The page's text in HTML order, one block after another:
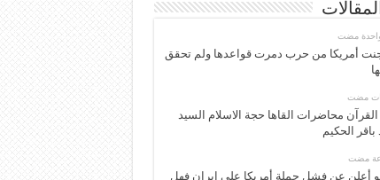
واحدة مضت
جنت أمريكا من حرب دمرت قواعدها ولم تحقق
محاضرات القاها حجة الاسلام السيد
الحكيم
أعلن عن فشل حملة أمريكا على إيران فهل